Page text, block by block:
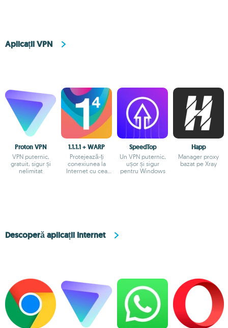
Aplicații VPN
Proton VPN
VPN puternic,
gratuit, sigur și
nelimitat
1.1.1.1 + WARP
Protejează-ți
conexiunea la
Internet cu cea
SpeedTop
Un VPN puternic,
ușor și sigur
pentru Windows
Happ
Manager proxy
bazat pe Xray
Descoperă aplicații Internet